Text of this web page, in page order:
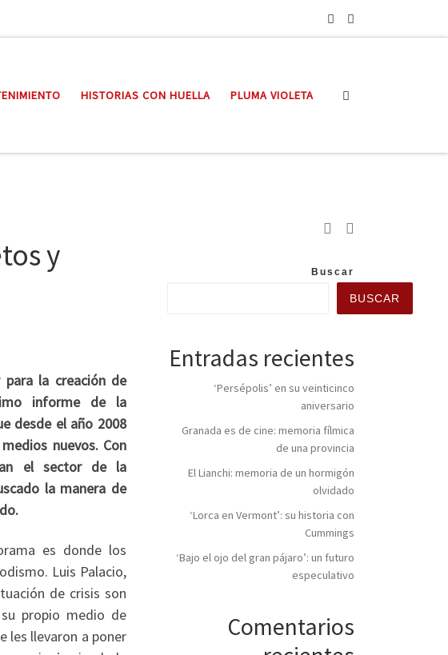
HISTORIAS CON HUELLA PLUMA VIOLETA
y
la creación de
informe de la
desde el año 2008
nuevos. Con
el sector de la
la manera de
es donde los
Luis Palacio,
de crisis son
propio medio de
les llevaron a poner
Buscar
BUSCAR
Entradas recientes
‘Persépolis’ en su veinticinco
aniversario
Granada es de cine: memoria fílmica
de una provincia
El Lianchi: memoria de un hormigón
olvidado
‘Lorca en Vermont’: su historia con
Cummings
‘Bajo el ojo del gran pájaro’: un futuro
especulativo
Comentarios